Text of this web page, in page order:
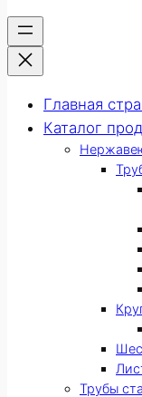
Главная
Каталог
Трубы